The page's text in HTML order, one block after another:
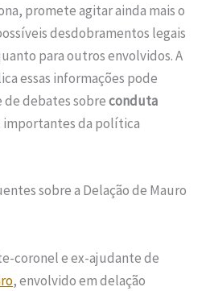
promete agitar ainda mais o
desdobramentos legais
para outros envolvidos. A
essas informações pode
de debates sobreconduta
importantes da política
sobre a Delação de Mauro
coronel e ex-ajudante de
, envolvido em delação